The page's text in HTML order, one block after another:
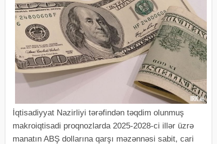
İqtisadiyyat Nazirliyi tərəfindən təqdim olunmuş
makroiqtisadi proqnozlarda 2025-2028-ci illər üzrə
manatın ABŞ dollarına qarşı məzənnəsi sabit, cari